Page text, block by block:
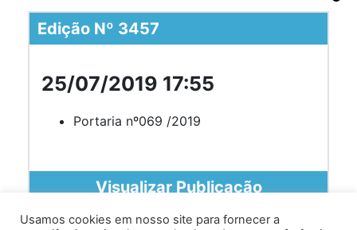
Edição Nº 3457
25/07/2019 17:55
Portaria nº069 /2019
Visualizar Publicação
Usamos cookies em nosso site para fornecer a